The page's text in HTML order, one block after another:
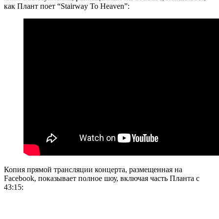
как Плант поет “Stairway To Heaven”:
Копия прямой трансляции концерта, размещенная на
Facebook, показывает полное шоу, включая часть Планта с
43:15: